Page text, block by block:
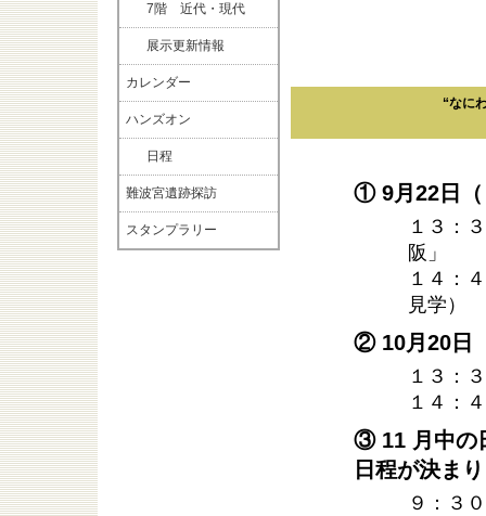
7階 近代・現代
展示更新情報
カレンダー
ハンズオン
日程
難波宮遺跡探訪
スタンプラリー
“なに
① 9月22日（
１３：
阪」
１４：
見学）
② 10月20日
１３：
１４：
③ 11 月中の
日程が決ま
９：３